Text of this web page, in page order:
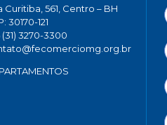
Curitiba, 561, Centro – BH
30170-121
(31) 3270-3300